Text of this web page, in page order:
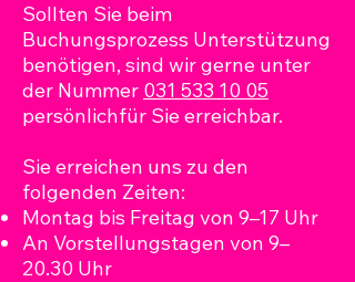
Sollten Sie beim
Buchungsprozess Unterstützung
benötigen, sind wir gerne unter
der Nummer 031 533 10 05
persönlichfür Sie erreichbar.
Sie erreichen uns zu den
folgenden Zeiten:​
Montag bis Freitag von 9–17 Uhr
An Vorstellungstagen von 9–
20.30 Uhr